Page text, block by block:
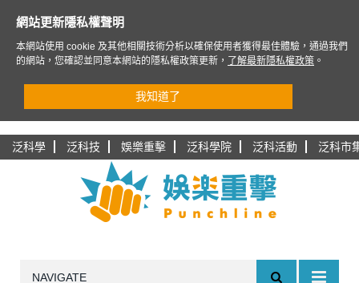
泛科學 泛科技 娛樂重擊 泛科學院 泛科活動 泛科市
NAVIGATE
網站更新隱私權聲明
本網站使用 cookie 及其他相關技術分析以確保使用者獲得最佳體驗，通過我們
的網站，您確認並同意本網站的隱私權政策更新，
了解最新隱私權政策 。
我知道了